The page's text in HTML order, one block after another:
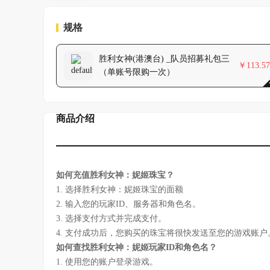
规格
胜利女神(港澳台) _队员招募礼包三
（单账号限购一次）
￥ 113.57
商品介绍
如何充值胜利女神：妮姬珠宝？
1. 选择胜利女神：妮姬珠宝的面额
2. 输入您的玩家ID、服务器和角色名。
3. 选择支付方式并完成支付。
4. 支付成功后，您购买的珠宝将很快发送至您的游戏账户
如何查找胜利女神：妮姬玩家ID和角色名？
1. 使用您的账户登录游戏。